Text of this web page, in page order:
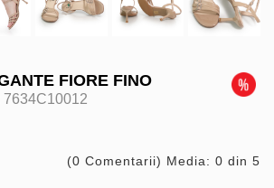
FIORE FINO
7634C10012
(0 Comentarii) Media: 0 din 5